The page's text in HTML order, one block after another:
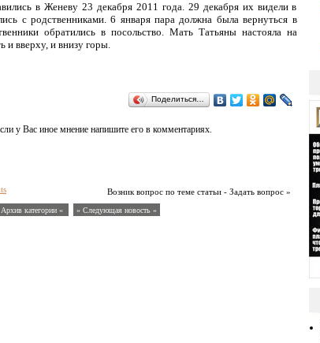
в Женеву 23 декабря 2011 года. 29 декабря их видели в
с родственниками. 6 января пара должна была вернуться в
обратились в посольство. Мать Татьяны настояла на
и вверху, и внизу горы.
Поделиться…
у Вас иное мнение напишите его в комментариях.
Возник вопрос по теме статьи - Задать вопрос »
категории « » Следующая новость »